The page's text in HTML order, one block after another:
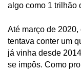
algo como 1 trilhão
Até março de
tentava conter um
já vinha desde
se impôs. Como